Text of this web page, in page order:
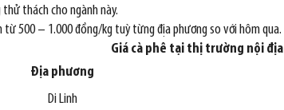
thách cho ngành này.
500 – 1.000 đồng/kg tuỳ từng địa phương so với hôm qua.
Giá cà phê tại thị trường nội địa
Địa phương
Di Linh